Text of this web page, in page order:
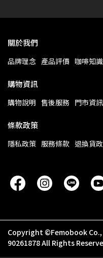
關於我們
品牌理念 產品評價 咖啡知識
購物資訊
購物說明 售後服務 門市資訊
條款政策
隱私政策 服務條款 退換貨
Copyright ©Femobook Co.,
90261878 All Rights